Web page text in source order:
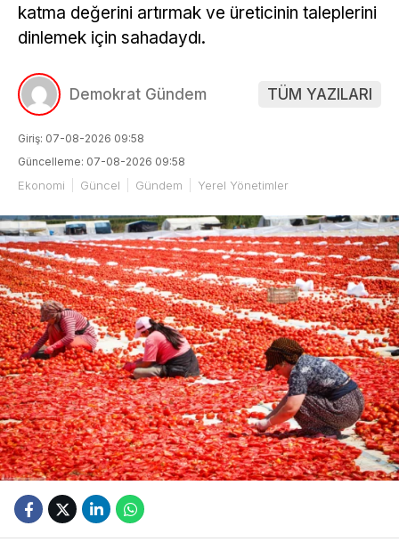
katma değerini artırmak ve üreticinin taleplerini
dinlemek için sahadaydı.
Demokrat Gündem TÜM YAZILARI
Giriş: 07-08-2026 09:58
Güncelleme: 07-08-2026 09:58
Ekonomi Güncel Gündem Yerel Yönetimler